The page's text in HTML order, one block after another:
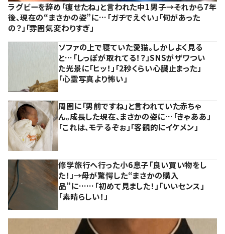
ラグビーを辞め「痩せたね」と言われた中1男子→それから7年
後、現在の“まさかの姿”に…「ガチでえぐい」「何があった
の？」「雰囲気変わりすぎ」
ソファの上で寝ていた愛猫。しかしよく見る
と…「しっぽが取れてる！？」SNSがザワつい
た光景に「ヒッ！」「2秒くらい心臓止まった」
「心霊写真より怖い」
周囲に「男前ですね」と言われていた赤ちゃ
ん。成長した現在、まさかの姿に…「きゃああ」
「これは、モテるぞぉ」「客観的にイケメン」
修学旅行へ行った小6息子「良い買い物をし
た！」→母が驚愕した“まさかの購入
品”に……「初めて見ました！」「いいセンス」
「素晴らしい！」